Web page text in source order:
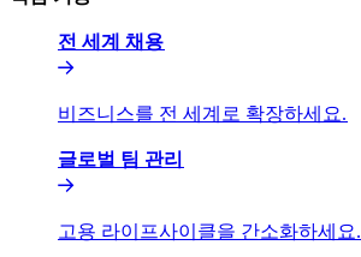
전 세계 채용​​
비즈니스를 전 세계로 확장하세요.​​
글로벌 팀 관리​​
고용 라이프사이클을 간소화하세요.​​